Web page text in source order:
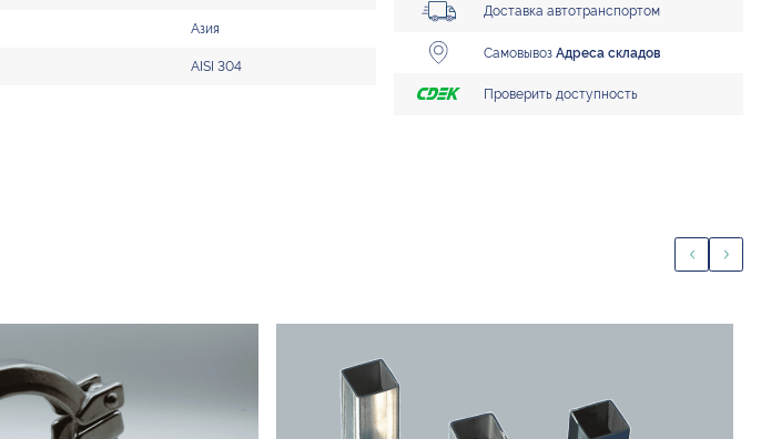
Азия
AISI 304
Доставка автотранспортом
СамовывозАдреса складов
Проверить доступность